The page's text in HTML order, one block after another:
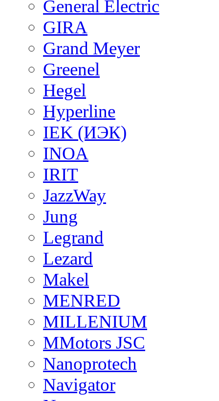
General Electric
GIRA
Grand Meyer
Greenel
Hegel
Hyperline
IEK (ИЭК)
INOA
IRIT
JazzWay
Jung
Legrand
Lezard
Makel
MENRED
MILLENIUM
MMotors JSC
Nanoprotech
Navigator